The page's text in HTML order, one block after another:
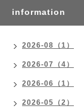
information
2026-08（1）
2026-07（4）
2026-06（1）
2026-05（2）